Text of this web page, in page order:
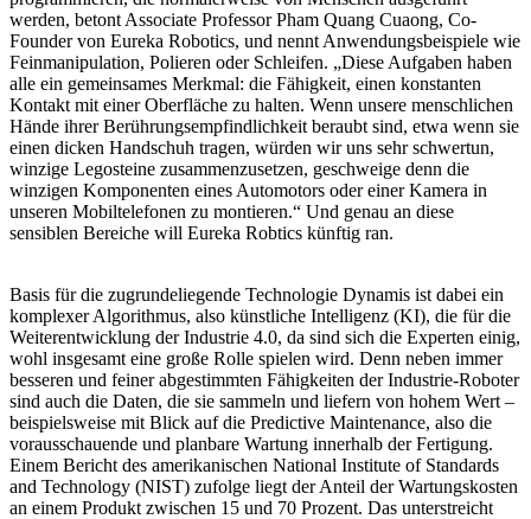
werden, betont Associate Professor Pham Quang Cuaong, Co-
Founder von Eureka Robotics, und nennt Anwendungsbeispiele wie
Feinmanipulation, Polieren oder Schleifen. „Diese Aufgaben haben
alle ein gemeinsames Merkmal: die Fähigkeit, einen konstanten
Kontakt mit einer Oberfläche zu halten. Wenn unsere menschlichen
Hände ihrer Berührungsempfindlichkeit beraubt sind, etwa wenn sie
einen dicken Handschuh tragen, würden wir uns sehr schwertun,
winzige Legosteine zusammenzusetzen, geschweige denn die
winzigen Komponenten eines Automotors oder einer Kamera in
unseren Mobiltelefonen zu montieren.“ Und genau an diese
sensiblen Bereiche will Eureka Robtics künftig ran.
Basis für die zugrundeliegende Technologie Dynamis ist dabei ein
komplexer Algorithmus, also künstliche Intelligenz (KI), die für die
Weiterentwicklung der Industrie 4.0, da sind sich die Experten einig,
wohl insgesamt eine große Rolle spielen wird. Denn neben immer
besseren und feiner abgestimmten Fähigkeiten der Industrie-Roboter
sind auch die Daten, die sie sammeln und liefern von hohem Wert –
beispielsweise mit Blick auf die Predictive Maintenance, also die
vorausschauende und planbare Wartung innerhalb der Fertigung.
Einem Bericht des amerikanischen National Institute of Standards
and Technology (NIST) zufolge liegt der Anteil der Wartungskosten
an einem Produkt zwischen 15 und 70 Prozent. Das unterstreicht